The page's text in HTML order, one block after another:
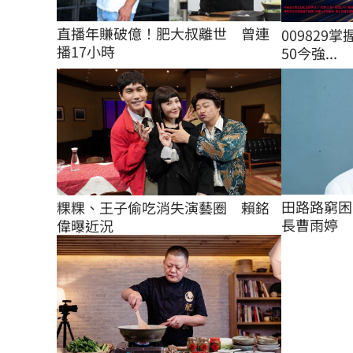
直播年賺破億！肥大叔離世　曾連
播17小時
009829掌
50今強...
粿粿、王子偷吃消失演藝圈　賴銘
偉曝近況
田路路窮
長曹雨婷